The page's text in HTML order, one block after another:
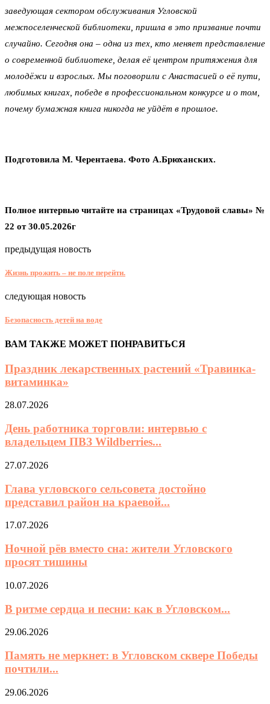
заведующая сектором обслуживания Угловской
межпоселенческой библиотеки, пришла в это призвание почти
случайно. Сегодня она – одна из тех, кто меняет представление
о современной библиотеке, делая её центром притяжения для
молодёжи и взрослых. Мы поговорили с Анастасией о её пути,
любимых книгах, победе в профессиональном конкурсе и о том,
почему бумажная книга никогда не уйдёт в прошлое.
Подготовила М. Черентаева. Фото А.Брюханских.
Полное интервью читайте на страницах «Трудовой славы» №
22 от 30.05.2026г
предыдущая новость
Жизнь прожить – не поле перейти.
следующая новость
Безопасность детей на воде
ВАМ ТАКЖЕ МОЖЕТ ПОНРАВИТЬСЯ
Праздник лекарственных растений «Травинка-
витаминка»
28.07.2026
День работника торговли: интервью с
владельцем ПВЗ Wildberries...
27.07.2026
Глава угловского сельсовета достойно
представил район на краевой...
17.07.2026
Ночной рёв вместо сна: жители Угловского
просят тишины
10.07.2026
В ритме сердца и песни: как в Угловском...
29.06.2026
Память не меркнет: в Угловском сквере Победы
почтили...
29.06.2026